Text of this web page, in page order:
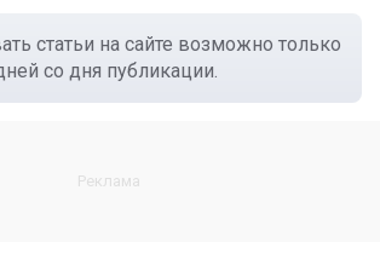
статьи на сайте возможно только
со дня публикации.